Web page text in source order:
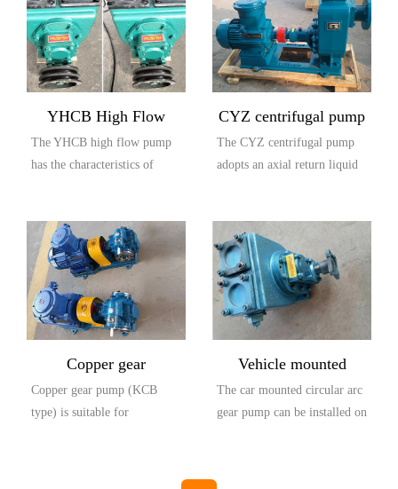
YHCB High Flow
Explosion proof Pump
The YHCB high flow pump
has the characteristics of
CYZ centrifugal pump
The CYZ centrifugal pump
adopts an axial return liquid
Copper gear
explosion-proof pump
Copper gear pump (KCB
type) is suitable for
Vehicle mounted
circular arc gear pump
The car mounted circular arc
gear pump can be installed on